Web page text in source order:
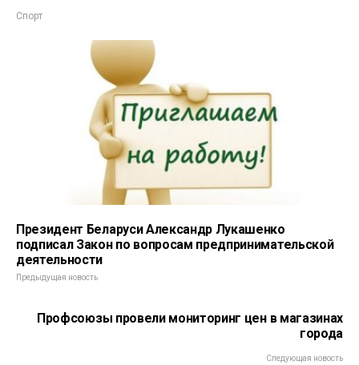
Спорт
Президент Беларуси Александр Лукашенко
подписал Закон по вопросам предпринимательской
деятельности
Предыдущая новость
Профсоюзы провели мониторинг цен в магазинах
города
Следующая новость